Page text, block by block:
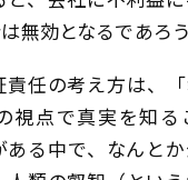
無効となるであろう
責任の考え方は、
視点で真実を知る
ある中で、なんと